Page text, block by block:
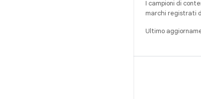
I campioni di
marchi registrati
Ultimo